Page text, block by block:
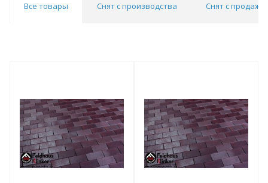
Все товары Снят с производства Снят с продаж